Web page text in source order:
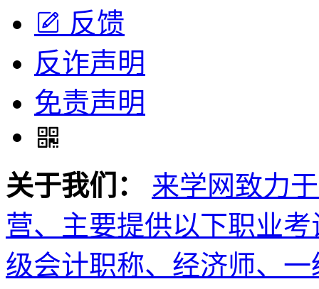
反馈
反诈声明
免责声明
关于我们：
来学网致力
营、主要提供以下职业
级会计职称、经济师、